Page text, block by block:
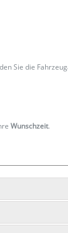
Sie die
Wunschzeit.